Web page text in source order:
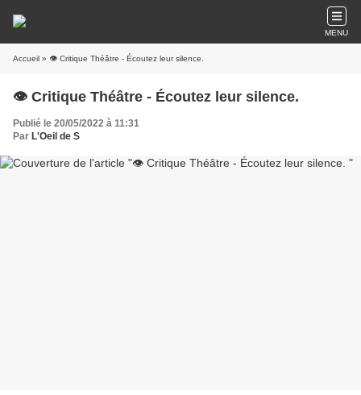
MENU
Accueil » 👁️ Critique Théâtre - Écoutez leur silence.
👁️ Critique Théâtre - Écoutez leur silence.
Publié le 20/05/2022 à 11:31
Par L'Oeil de S